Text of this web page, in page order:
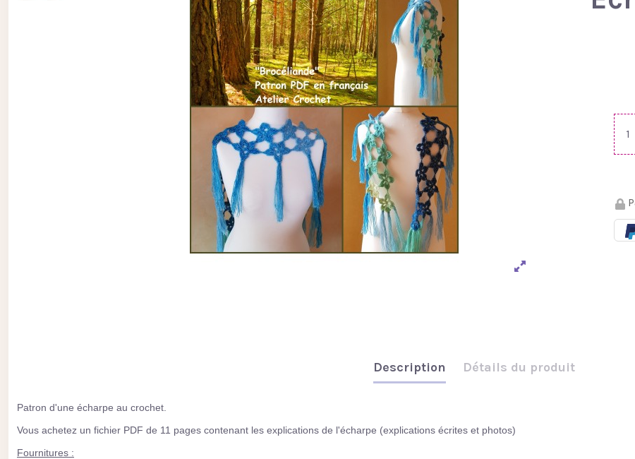
Description Détails du produit
Patron d'une écharpe au crochet.
Vous achetez un fichier PDF de 11 pages contenant les explications de l'écharpe (explications écrites et photos)
Fournitures :